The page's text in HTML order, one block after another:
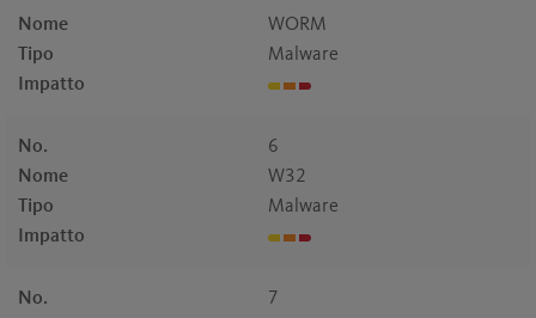
Nome
WORM
Tipo
Malware
Impatto
No.
6
Nome
W32
Tipo
Malware
Impatto
No.
7